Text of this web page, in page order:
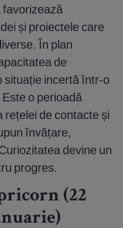
favorizează
și proiectele care
În plan
de
situație incertă într-o
o perioadă
de contacte și
învățare,
devine un
progres.
(22